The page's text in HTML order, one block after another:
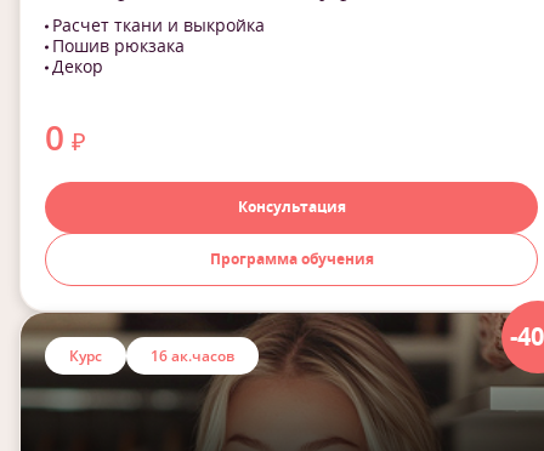
Расчет ткани и выкройка
Пошив рюкзака
Декор
0 ₽
Консультация
Программа обучения
-
Курс 16 ак.часов